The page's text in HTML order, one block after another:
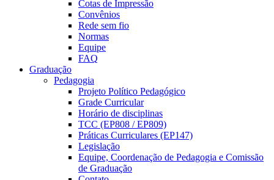
Cotas de Impressão
Convênios
Rede sem fio
Normas
Equipe
FAQ
Graduação
Pedagogia
Projeto Político Pedagógico
Grade Curricular
Horário de disciplinas
TCC (EP808 / EP809)
Práticas Curriculares (EP147)
Legislação
Equipe, Coordenação de Pedagogia e Comissão
de Graduação